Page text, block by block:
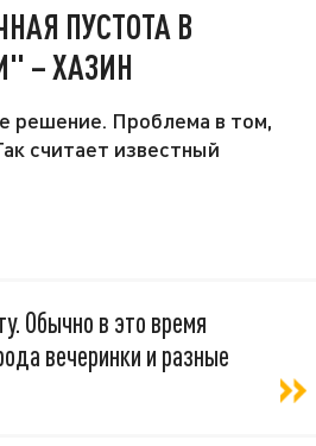
ПУСТОТА В
– ХАЗИН
решение. Проблема в том,
считает известный
Обычно в это время
вечеринки и разные